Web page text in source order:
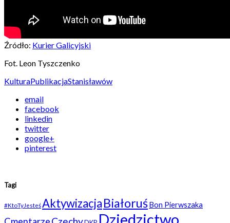
Źródło: Kurier Galicyjski
Fot. Leon Tyszczenko
KulturaPublikacjaStanisławów
email
facebook
linkedin
twitter
google+
pinterest
Tagi
#KtoTyJesteśAktywizacjaBiałoruśBon Pierwszaka
Dziedzictwo